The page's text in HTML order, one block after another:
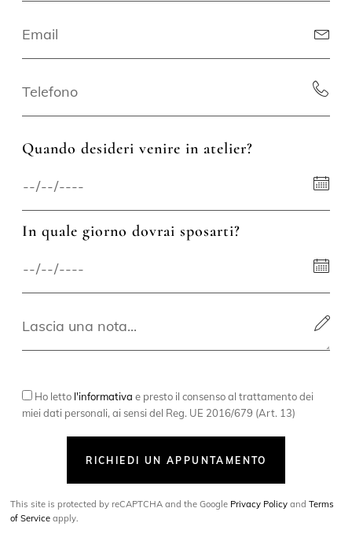
Quando desideri venire in atelier?
In quale giorno dovrai sposarti?
Ho letto l'informativa e presto il consenso al trattamento dei
miei dati personali, ai sensi del Reg. UE 2016/679 (Art. 13)
RICHIEDI UN APPUNTAMENTO
This site is protected by reCAPTCHA and the Google Privacy Policy andTerms
of Service apply.